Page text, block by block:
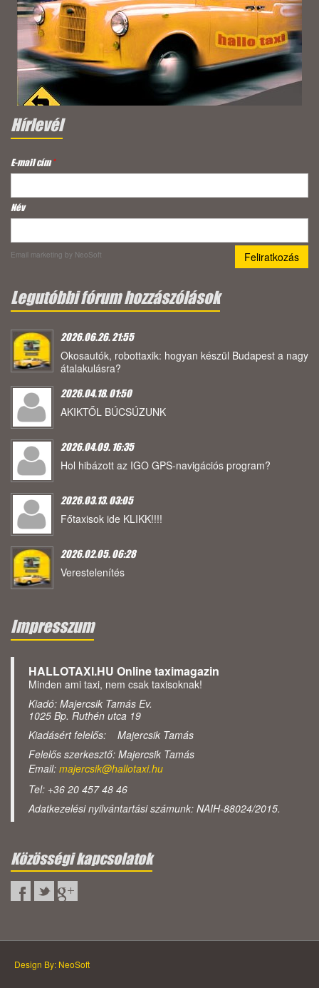
Hírlevél
E-mail cím*
Név
Email marketing by NeoSoft
Legutóbbi fórum hozzászólások
2026.06.26. 21:55
Okosautók, robottaxik: hogyan készül Budapest a nagy
átalakulásra?
2026.04.18. 01:50
AKIKTŐL BÚCSÚZUNK
2026.04.09. 16:35
Hol hibázott az IGO GPS-navigációs program?
2026.03.13. 03:05
Főtaxisok ide KLIKK!!!!
2026.02.05. 06:28
Verestelenítés
Impresszum
HALLOTAXI.HU Online taximagazin
Minden ami taxi, nem csak taxisoknak!
Kiadó: Majercsik Tamás Ev.
1025 Bp. Ruthén utca 19
Kiadásért felelős: Majercsik Tamás
Felelős szerkesztő: Majercsik Tamás
Email: majercsik@hallotaxi.hu
Tel: +36 20 457 48 46
Adatkezelési nyilvántartási számunk: NAIH-88024/2015.
Közösségi kapcsolatok
Design By: NeoSoft